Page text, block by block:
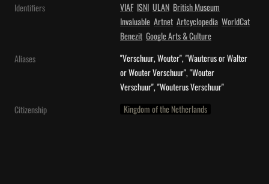
Identifiers
VIAF ISNI ULAN British Museum
Invaluable Artnet Artcyclopedia WorldCat
Benezit Google Arts & Culture
Aliases
"Verschuur, Wouter", "Wauterus or Walter
or Wouter Verschuur", "Wouter
Verschuur", "Wouterus Verschuur"
Citizenship
Kingdom of the Netherlands